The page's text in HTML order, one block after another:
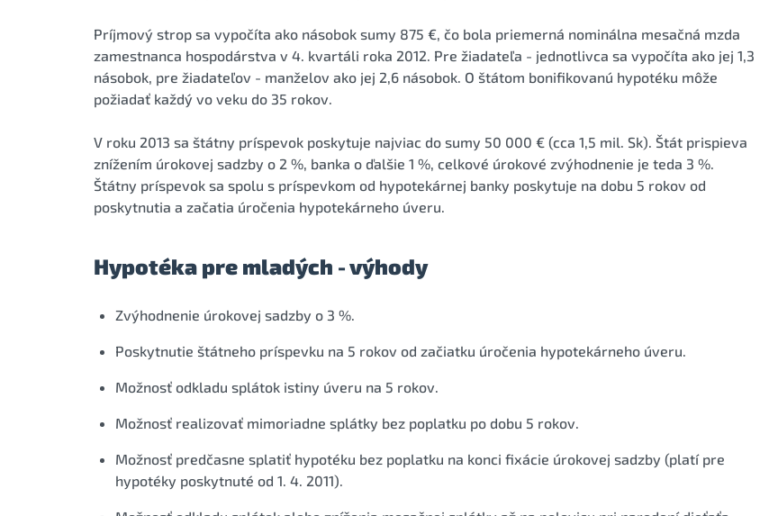
Príjmový strop sa vypočíta ako násobok sumy 875 €, čo bola priemerná nominálna mesačná mzda
zamestnanca hospodárstva v 4. kvartáli roka 2012. Pre žiadateľa - jednotlivca sa vypočíta ako jej 1,3
násobok, pre žiadateľov - manželov ako jej 2,6 násobok. O štátom bonifikovanú hypotéku môže
požiadať každý vo veku do 35 rokov.
V roku 2013 sa štátny príspevok poskytuje najviac do sumy 50 000 € (cca 1,5 mil. Sk). Štát prispieva
znížením úrokovej sadzby o 2 %, banka o ďalšie 1 %, celkové úrokové zvýhodnenie je teda 3 %.
Štátny príspevok sa spolu s príspevkom od hypotekárnej banky poskytuje na dobu 5 rokov od
poskytnutia a začatia úročenia hypotekárneho úveru.
Hypotéka pre mladých - výhody
Zvýhodnenie úrokovej sadzby o 3 %.
Poskytnutie štátneho príspevku na 5 rokov od začiatku úročenia hypotekárneho úveru.
Možnosť odkladu splátok istiny úveru na 5 rokov.
Možnosť realizovať mimoriadne splátky bez poplatku po dobu 5 rokov.
Možnosť predčasne splatiť hypotéku bez poplatku na konci fixácie úrokovej sadzby (platí pre
hypotéky poskytnuté od 1. 4. 2011).